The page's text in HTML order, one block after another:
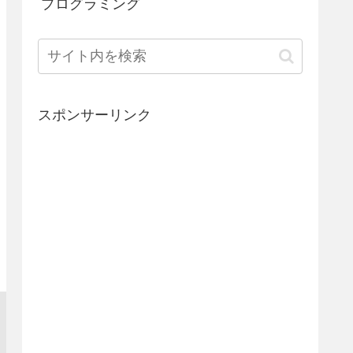
プログラミング
スポンサーリンク